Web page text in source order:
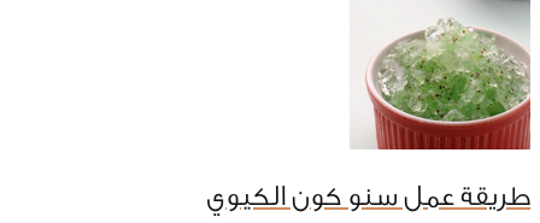
طريقة عمل سنو كون الكيوي